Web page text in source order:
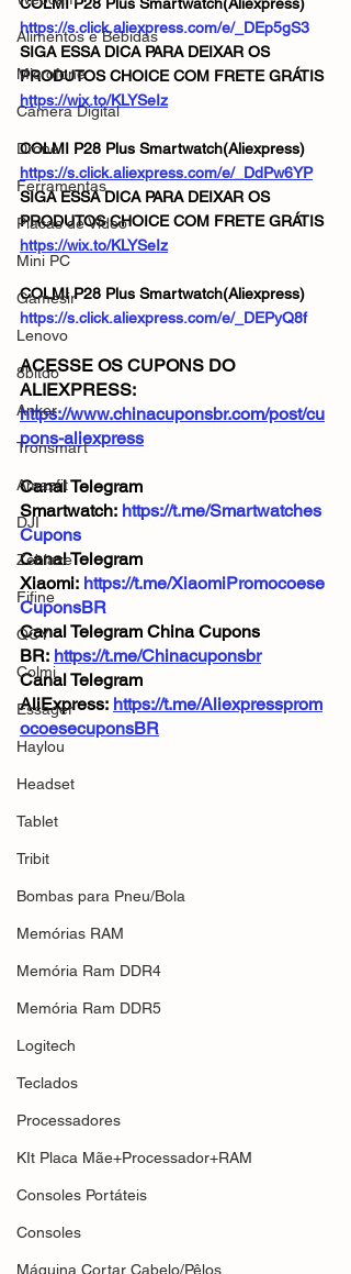
Alimentos e Bebidas
Microfone
Câmera Digital
Drone
Ferramentas
Placas de Vídeo
Mini PC
Gamesir
Lenovo
8bitdo
Anker
Tronsmart
Amazfit
DJI
Zeblaze
Fifine
QCY
Colmi
Essager
Haylou
Headset
Tablet
Tribit
Bombas para Pneu/Bola
Memórias RAM
Memória Ram DDR4
Memória Ram DDR5
Logitech
Teclados
Processadores
KIt Placa Mãe+Processador+RAM
Consoles Portáteis
Consoles
Máquina Cortar Cabelo/Pêlos
https://s.click.aliexpress.com/e/_DEp5gS3
SIGA ESSA DICA PARA DEIXAR OS
PRODUTOS CHOICE COM FRETE GRÁTIS
https://wix.to/KLYSeIz
COLMI P28 Plus Smartwatch(Aliexpress)
https://s.click.aliexpress.com/e/_DdPw6YP
SIGA ESSA DICA PARA DEIXAR OS
PRODUTOS CHOICE COM FRETE GRÁTIS
https://wix.to/KLYSeIz
COLMI P28 Plus Smartwatch(Aliexpress)
https://s.click.aliexpress.com/e/_DEPyQ8f
ACESSE OS CUPONS DO
ALIEXPRESS:
https://www.chinacuponsbr.com/post/cu
pons-aliexpress
Canal Telegram
Smartwatch: https://t.me/Smartwatches
Cupons
Canal Telegram
Xiaomi: https://t.me/XiaomiPromocoese
CuponsBR
Canal Telegram China Cupons
BR: https://t.me/Chinacuponsbr
Canal Telegram
AliExpress: https://t.me/Aliexpressprom
ocoesecuponsBR